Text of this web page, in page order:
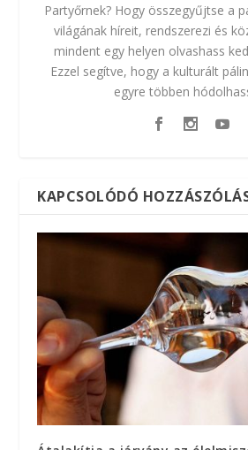
Partyőrnek? Hogy összegyűjtse a
világának híreit, rendszerezi és
mindent egy helyen olvashass
Ezzel segítve, hogy a kulturált
egyre többen
KAPCSOLÓDÓ